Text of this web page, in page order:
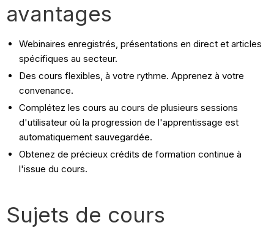
avantages
Webinaires enregistrés, présentations en direct et articles
spécifiques au secteur.
Des cours flexibles, à votre rythme. Apprenez à votre
convenance.
Complétez les cours au cours de plusieurs sessions
d'utilisateur où la progression de l'apprentissage est
automatiquement sauvegardée.
Obtenez de précieux crédits de formation continue à
l'issue du cours.
Sujets de cours